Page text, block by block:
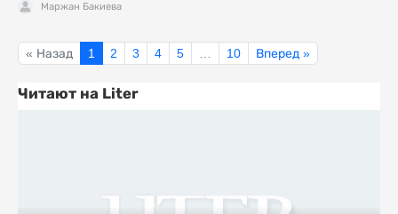
Маржан Бакиева
« Назад 1 2 3 4 5 … 10 Вперед »
Читают на Liter